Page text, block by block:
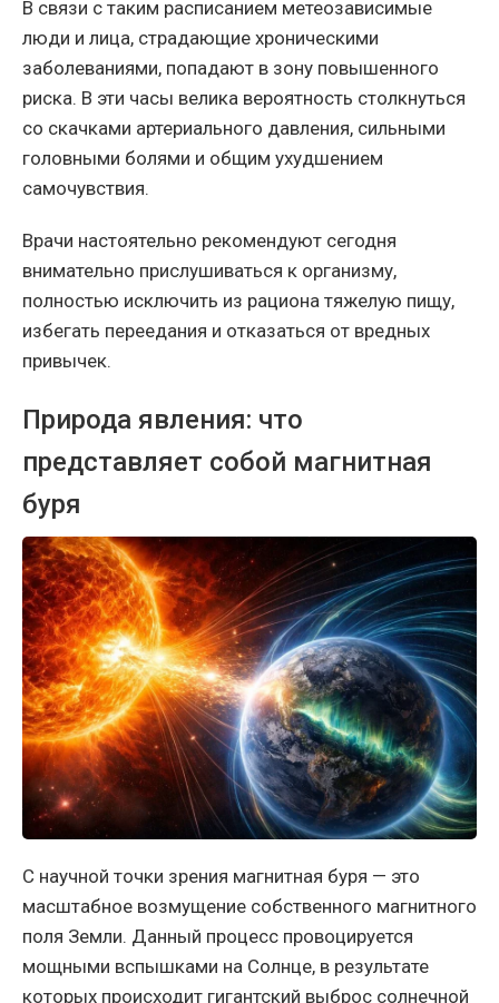
В связи с таким расписанием метеозависимые
люди и лица, страдающие хроническими
заболеваниями, попадают в зону повышенного
риска. В эти часы велика вероятность столкнуться
со скачками артериального давления, сильными
головными болями и общим ухудшением
самочувствия.
Врачи настоятельно рекомендуют сегодня
внимательно прислушиваться к организму,
полностью исключить из рациона тяжелую пищу,
избегать переедания и отказаться от вредных
привычек.
Природа явления: что
представляет собой магнитная
буря
С научной точки зрения магнитная буря — это
масштабное возмущение собственного магнитного
поля Земли. Данный процесс провоцируется
мощными вспышками на Солнце, в результате
которых происходит гигантский выброс солнечной